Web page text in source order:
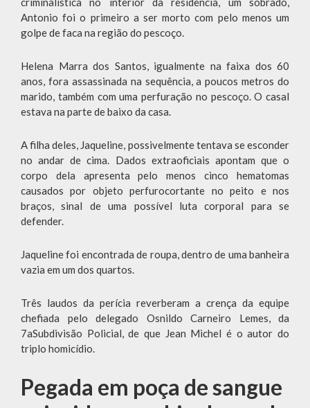
Antonio foi o primeiro a ser morto com pelo menos um
golpe de faca na região do pescoço.
Helena Marra dos Santos, igualmente na faixa dos 60
anos, fora assassinada na sequência, a poucos metros do
marido, também com uma perfuração no pescoço. O casal
estava na parte de baixo da casa.
A filha deles, Jaqueline, possivelmente tentava se esconder
no andar de cima. Dados extraoficiais apontam que o
corpo dela apresenta pelo menos cinco hematomas
causados por objeto perfurocortante no peito e nos
braços, sinal de uma possível luta corporal para se
defender.
Jaqueline foi encontrada de roupa, dentro de uma banheira
vazia em um dos quartos.
Três laudos da perícia reverberam a crença da equipe
chefiada pelo delegado Osnildo Carneiro Lemes, da
7aSubdivisão Policial, de que Jean Michel é o autor do
triplo homicídio.
Pegada em poça de sangue